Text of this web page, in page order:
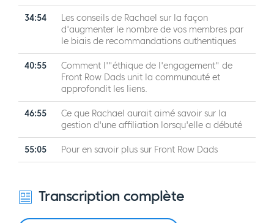
34:54
Les conseils de Rachael sur la façon
d'augmenter le nombre de vos membres par
le biais de recommandations authentiques
40:55
Comment l'"éthique de l'engagement" de
Front Row Dads unit la communauté et
approfondit les liens.
46:55
Ce que Rachael aurait aimé savoir sur la
gestion d'une affiliation lorsqu'elle a débuté
55:05 Pour en savoir plus sur Front Row Dads
Transcription complète